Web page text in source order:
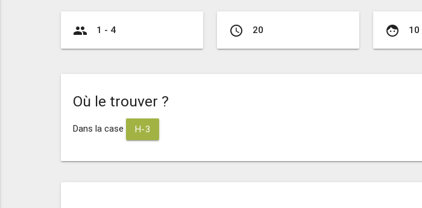
group 1 - 4 access_time 20 face 10
Où le trouver ?
Dans la case H-3